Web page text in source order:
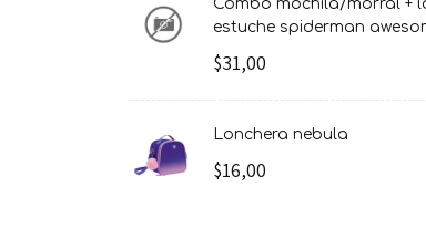
combo mochila/morral + lonchera +
estuche spiderman
$31,00
lonchera nebula
$16,00